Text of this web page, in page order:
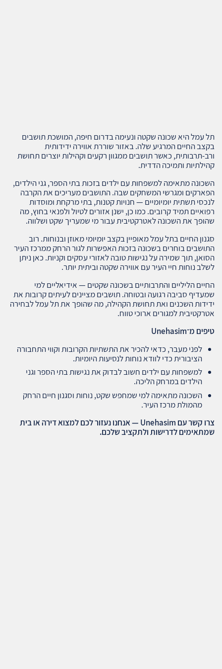
תל עמל היא שכונה שקטה ונעימה בדרום חיפה, המושכת תושבים
בקצב החיים המרגיע שלה. באזור שוררת אווירה ידידותית
ורב-תרבותית, כאשר תושבים ממגוון רקעים וקהילות יוצרים תחושת
קהילתיות ותמיכה הדדית.
השכונה מתאימה למשפחות עם ילדים בזכות בתי הספר, גני הילדים,
הפארקים ומגרשי המשחקים שבה. התושבים מעריכים את הקרבה
לנכסי תשתית יומיומיים — חנויות קטנות, בתי מרקחת ומוסדות
רפואיים תמיד קרובים. כמו כן, ישנן אזורים לטיול ולפנאי בחוץ, מה
שהופך את השכונה לאטרקטיבית עבור מי שמעריך שקט ושלווה.
סגנון החיים בתל עמל מאופיין בקצב יומיומי מאוזן ובנוחות. רוב
התושבים בוחרים בשכונה בזכות האפשרות לגור הרחק ממרכז העיר
הסואן, תוך שמירה על נגישות טובה לאזורי עסקים וקניות. כאן ניתן
לשלב נוחות חיי העיר עם אווירה שקטה וביתית יותר.
החיים הליליים והתרבותיים בשכונה שקטים — אידיאליים למי
שמעדיף סביבה רגועה ובטוחה. תושבים מציינים לעיתים קרובות את
ידידות השכנים ואת תחושת הקהילה, מה שהופך את תל עמל לבחירה
אטרקטיבית למגורים ארוכי טווח.
טיפים מ־Unehasim
לפני מעבר, כדאי להכיר את התשתיות הקרובות וקווי התחבורה
הציבורית כדי לוודא נוחות לנסיעות היומיות.
למשפחות עם ילדים חשוב לבדוק את נגישות בתי הספר וגני
הילדים במרחק הליכה.
השכונה מתאימה למי שמחפש שקט, נוחות וסגנון חיים הרחק
מהמולת מרכז העיר.
צרו קשר עם
אנחנו נעזור לכם למצוא דירה או בית
שמתאימים לדרישות ולתקציב שלכם.